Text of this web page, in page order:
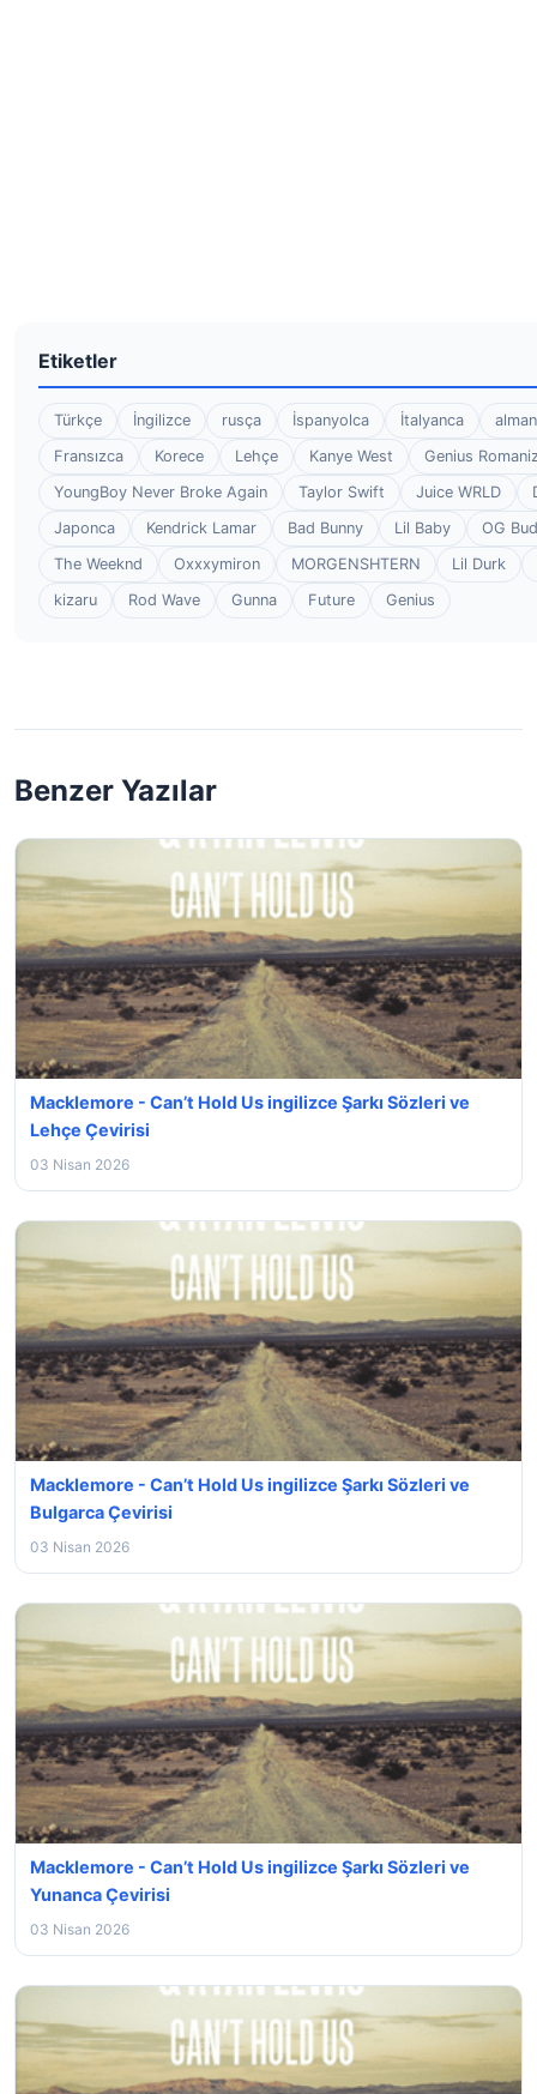
Etiketler
Türkçe İngilizce rusça İspanyolca İtalyanca
Fransızca
Korece Lehçe Kanye West
Genius
YoungBoy Never Broke Again
Taylor Swift Juice WRLD
Japonca
Kendrick Lamar Bad Bunny Lil Baby
OG
The Weeknd
Oxxxymiron MORGENSHTERN
Lil Durk
kizaru
Rod Wave Gunna Future Genius
Benzer Yazılar
Macklemore - Can’t Hold Us ingilizce Şarkı Sözleri ve
Lehçe Çevirisi
03 Nisan 2026
Macklemore - Can’t Hold Us ingilizce Şarkı Sözleri ve
Bulgarca Çevirisi
03 Nisan 2026
Macklemore - Can’t Hold Us ingilizce Şarkı Sözleri ve
Yunanca Çevirisi
03 Nisan 2026